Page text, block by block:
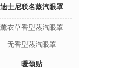
迪士尼联名蒸汽眼罩
薰衣草香型蒸汽眼罩
无香型蒸汽眼罩
暖颈贴